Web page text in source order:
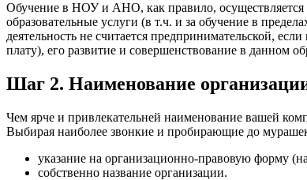
Обучение в НОУ и АНО, как правило, осуществляется
образовательные услуги (в т.ч. и за обучение в
деятельность не считается предпринимательской,
плату), его развитие и совершенствование в данном
Шаг 2. Наименование
Чем ярче и привлекательней наименование вашей
Выбирая наиболее звонкие и пробирающие до мурашек
указание на организационно-правовую
собственно название организации.